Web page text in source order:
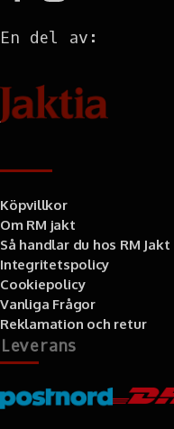
En del av:
Köpvillkor
Om RM jakt
Så handlar du hos RM Jakt
Integritetspolicy
Cookiepolicy
Vanliga Frågor
Reklamation och retur
Leverans